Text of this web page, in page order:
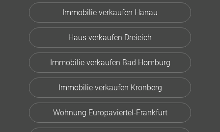
Immobilie verkaufen Hanau
Haus verkaufen Dreieich
Immobilie verkaufen Bad Homburg
Immobilie verkaufen Kronberg
Wohnung Europaviertel-Frankfurt